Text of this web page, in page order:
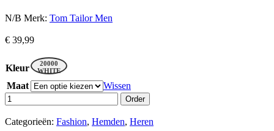
N/B Merk: Tom Tailor Men
€ 39,99
Kleur
20000
WHITE
Maat Wissen
Order
Categorieën: Fashion, Hemden, Heren